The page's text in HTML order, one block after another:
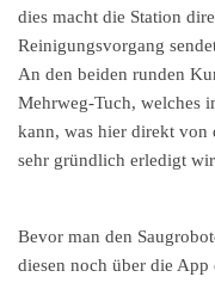
dies macht die Station
Reinigungsvorgang
An den beiden runden
Mehrweg-Tuch, welches
kann, was hier direkt von
sehr gründlich erledigt
Bevor man den
diesen noch über die